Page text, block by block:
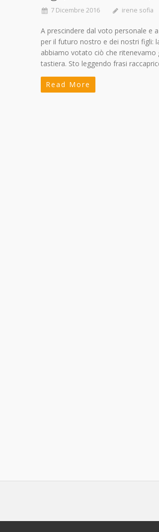
7 Dicembre 2016 irene sofia
A prescindere dal voto personale e
per il futuro nostro e dei nostri figli:
abbiamo votato ciò che
tastiera. Sto leggendo frasi
Read More